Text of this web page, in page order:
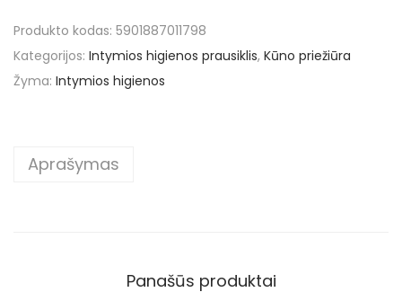
Produkto kodas: 5901887011798
Kategorijos: Intymios higienos prausiklis, Kūno priežiūra
Žyma: Intymios higienos
Aprašymas
Panašūs produktai